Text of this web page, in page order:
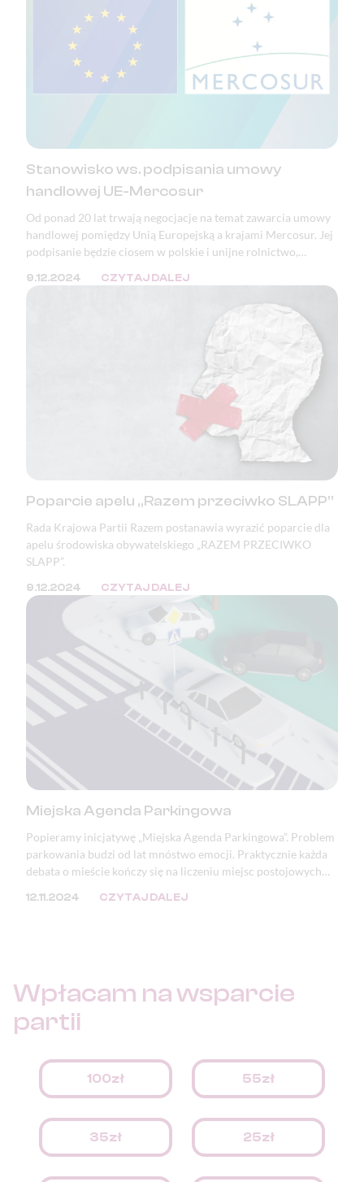
Stanowisko ws. podpisania umowy
handlowej UE-Mercosur
Od ponad 20 lat trwają negocjacje na temat zawarcia umowy
handlowej pomiędzy Unią Europejską a krajami Mercosur. Jej
podpisanie będzie ciosem w polskie i unijne rolnictwo,
względem ekologicznym, klimatycznym i demokratycznym.
9.12.2024 CZYTAJ DALEJ
Poparcie apelu „Razem przeciwko SLAPP”
Rada Krajowa Partii Razem postanawia wyrazić poparcie dla
apelu środowiska obywatelskiego „RAZEM PRZECIWKO
SLAPP”.
9.12.2024 CZYTAJ DALEJ
Miejska Agenda Parkingowa
Popieramy inicjatywę „Miejska Agenda Parkingowa”. Problem
parkowania budzi od lat mnóstwo emocji. Praktycznie każda
debata o mieście kończy się na liczeniu miejsc postojowych
zdewastowaną zieleń. Mimo, że problem ten doskwiera
12.11.2024 CZYTAJ DALEJ
Wpłacam nawsparcie
partii
100zł 55zł
35zł 25zł